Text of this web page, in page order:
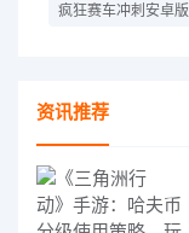
疯狂赛车冲刺安卓版
资讯推荐